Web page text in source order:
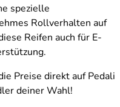
spezielle
Rollverhalten auf
Reifen auch für E-
Preise direkt auf Pedali
deiner Wahl!